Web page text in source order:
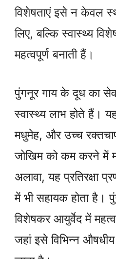
विशेषताएं इसे न केवल
लिए, बल्कि स्वास्थ्य
महत्वपूर्ण बनाती हैं।
पुंगनूर गाय के दूध का
स्वास्थ्य लाभ होते हैं।
मधुमेह, और उच्च
जोखिम को कम करने में
अलावा, यह प्रतिरक्षा
में भी सहायक होता है।
विशेषकर आयुर्वेद में
जहां इसे विभिन्न